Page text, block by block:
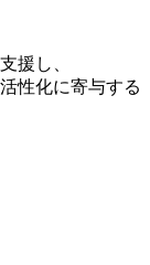
援し、
性化に寄与する